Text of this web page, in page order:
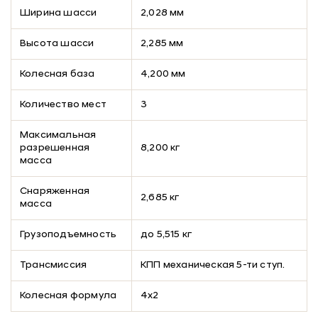
Ширина шасси 2,028 мм
Высота шасси 2,285 мм
Колесная база 4,200 мм
Количество мест 3
Максимальная
разрешенная
масса
8,200 кг
Снаряженная
масса
2,685 кг
Грузоподъемность до 5,515 кг
Трансмиссия КПП механическая 5-ти ступ.
Колесная формула 4х2